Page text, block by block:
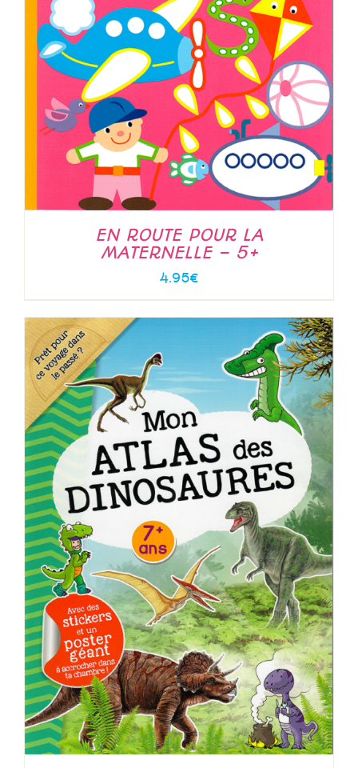
EN ROUTE POUR LA
MATERNELLE – 5+
4.95€